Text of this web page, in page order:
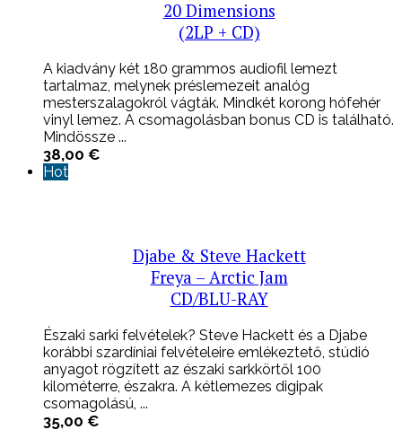
20 Dimensions
(2LP + CD)
A kiadvány két 180 grammos audiofil lemezt
tartalmaz, melynek préslemezeit analóg
mesterszalagokról vágták. Mindkét korong hófehér
vinyl lemez. A csomagolásban bonus CD is található.
Mindössze ...
38,00 €
Hot
Djabe & Steve Hackett
Freya – Arctic Jam
CD/BLU-RAY
Északi sarki felvételek? Steve Hackett és a Djabe
korábbi szardíniai felvételeire emlékeztető, stúdió
anyagot rögzített az északi sarkkörtől 100
kilométerre, északra. A kétlemezes digipak
csomagolású, ...
35,00 €